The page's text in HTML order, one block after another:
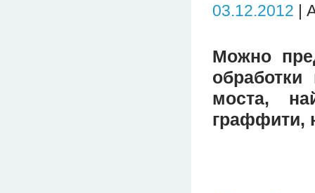
03.12.2012 |
Можно
моста,
граффити,